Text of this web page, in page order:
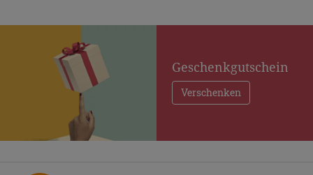
Geschenkgutschein
Verschenken